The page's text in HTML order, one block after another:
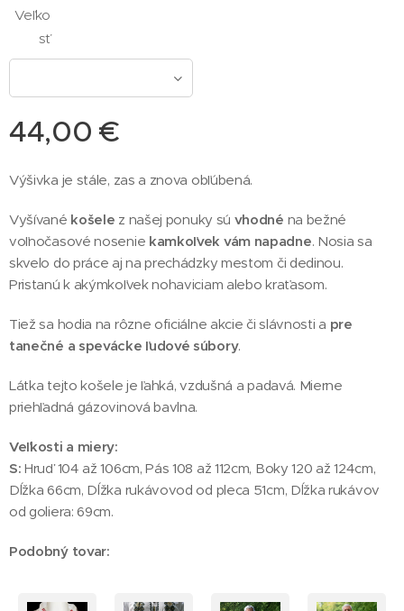
Veľko
sť
44,00 €
Výšivka je stále, zas a znova obľúbená.
Vyšívané košele z našej ponuky sú vhodné na bežné
voľnočasové nosenie kamkoľvek vám napadne. Nosia sa
skvelo do práce aj na prechádzky mestom či dedinou.
Pristanú k akýmkoľvek nohaviciam alebo kraťasom.
Tiež sa hodia na rôzne oficiálne akcie či slávnosti a pre
tanečné a spevácke ľudové súbory.
Látka tejto košele je ľahká, vzdušná a padavá. Mierne
priehľadná gázovinová bavlna.
Veľkosti a miery:
S:Hruď 104 až 106cm, Pás 108 až 112cm, Boky 120 až 124cm,
Dĺžka 66cm, Dĺžka rukávovod od pleca 51cm, Dĺžka rukávov
od goliera: 69cm.
Podobný tovar: